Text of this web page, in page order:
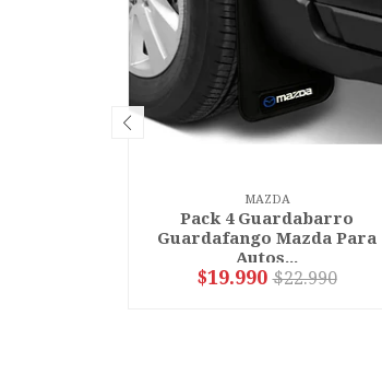
MAZDA
Pack 4 Guardabarro
Guardafango Mazda Para
Autos...
VER OPCIONES
$19.990 $22.990